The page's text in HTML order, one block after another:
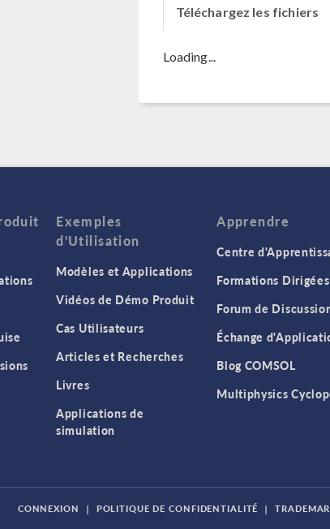
Téléchargez les fichiers
Loading...
Exemples
d'Utilisation
Modèles et Applications
Vidéos de Démo Produit
Cas Utilisateurs
Articles et Recherches
Livres
Applications de
simulation
Apprendre
Centre
Formations Dirigées
Forum de
Échange
Blog COMSOL
Multiphysics
CONNEXION | POLITIQUE DE CONFIDENTIALITÉ |